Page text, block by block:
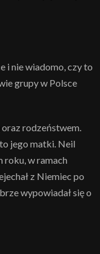
i nie wiadomo, czy to
grupy w Polsce
rodzeństwem.
jego matki. Neil
roku, w ramach
z Niemiec po
wypowiadał się o